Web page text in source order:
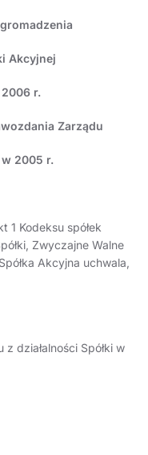
Akcyjnej
r.
Zarządu
w 2005 r.
1 Kodeksu spółek
Zwyczajne Walne
Akcyjna uchwala,
działalności Spółki w